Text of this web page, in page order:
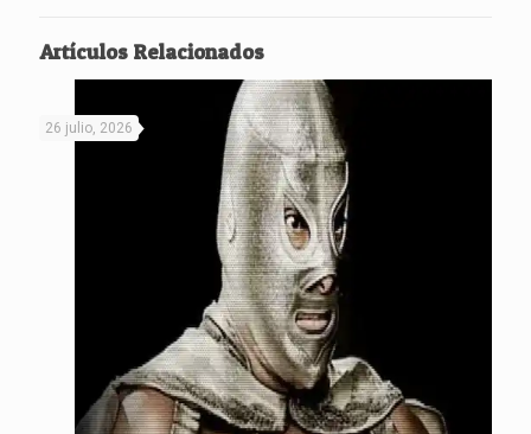
Artículos Relacionados
26 julio, 2026